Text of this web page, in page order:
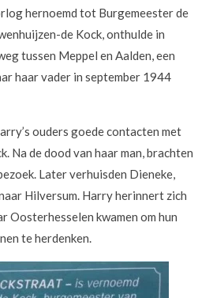
hernoemd tot Burgemeester de
de Kock, onthulde in
tussen Meppel en Aalden, een
haar vader in september 1944
ouders goede contacten met
Na de dood van haar man, brachten
Later verhuisden Dieneke,
Hilversum. Harry herinnert zich
Oosterhesselen kwamen om hun
te herdenken.